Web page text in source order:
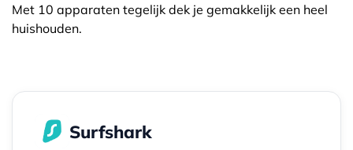
Met 10 apparaten tegelijk dek je gemakkelijk een heel
huishouden.
Surfshark